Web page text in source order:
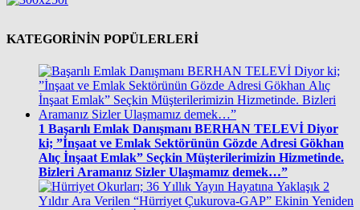
KATEGORİNİN POPÜLERLERİ
1 Başarılı Emlak Danışmanı BERHAN TELEVİ Diyor
ki; ”İnşaat ve Emlak Sektörünün Gözde Adresi Gökhan
Alıç İnşaat Emlak” Seçkin Müşterilerimizin Hizmetinde.
Bizleri Aramanız Sizler Ulaşmamız demek…”